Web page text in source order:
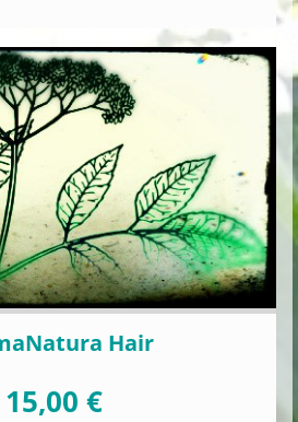
Hair
15,00 €